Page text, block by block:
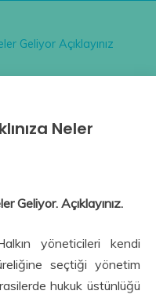
Geliyor Açıklayınız
Neler
Geliyor. Açıklayınız.
yöneticileri kendi
seçtiği yönetim
hukuk üstünlüğü